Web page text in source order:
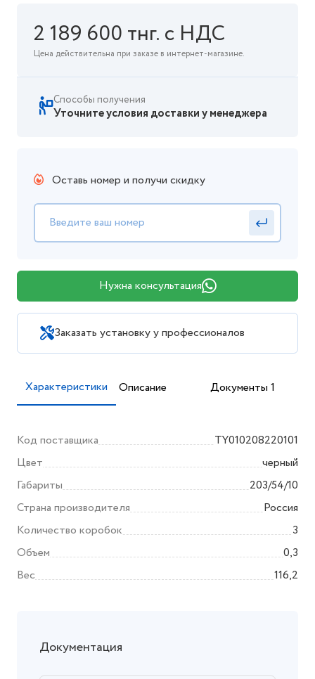
2 189 600 тнг. с НДС
Цена действительна при заказе в интернет-магазине.
Способы получения
Уточните условия доставки у менеджера
Оставь номер и получи скидку
Нужна консультация
Заказать установку у профессионалов
Характеристики Описание Документы 1
Код поставщика
TY010208220101
Цвет
черный
Габариты
203/54/10
Страна производителя
Россия
Количество коробок
3
Объем
0,3
Вес
116,2
Документация